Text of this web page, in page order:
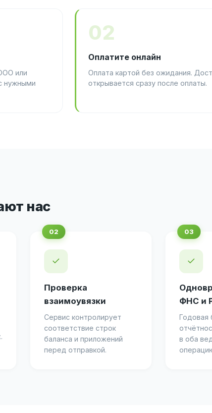
или
нужными
02
Оплатите онлайн
Оплата картой без ожидания.
открывается сразу после оплаты.
нас
✓
Проверка
взаимоувязки
Сервис контролирует
соответствие строк
баланса и приложений
перед отправкой.
✓
ФНС и
Годовая
в оба